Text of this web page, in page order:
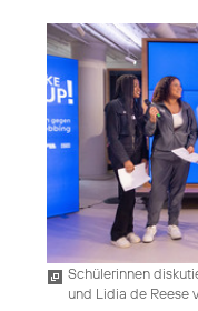
Schülerinnen
und Lidia de Reese